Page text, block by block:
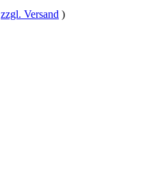
zzgl. Versand )